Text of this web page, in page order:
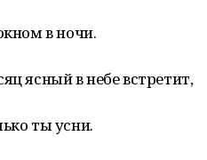
в ночи.
ясный в небе встретит,
ты усни.